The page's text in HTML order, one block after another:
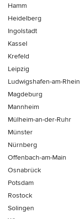
Hamm
Heidelberg
Ingolstadt
Kassel
Krefeld
Leipzig
Ludwigshafen-am-Rhein
Magdeburg
Mannheim
Mülheim-an-der-Ruhr
Münster
Nürnberg
Offenbach-am-Main
Osnabrück
Potsdam
Rostock
Solingen